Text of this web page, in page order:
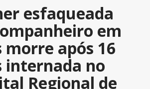
esfaqueada
em
morre após 16
internada no
Regional de